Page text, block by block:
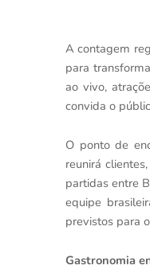
A contagem
para
ao vivo,
convida o
O ponto de
reunirá
partidas entre
equipe
previstos para
Gastronomia